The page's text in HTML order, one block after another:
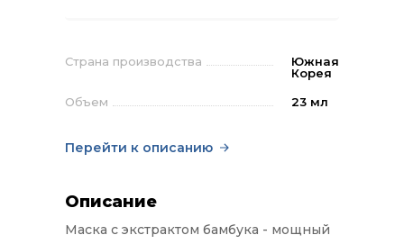
Страна производства
Южная
Корея
Объем
23 мл
Перейти к описанию
Описание
Маска с экстрактом бамбука - мощный